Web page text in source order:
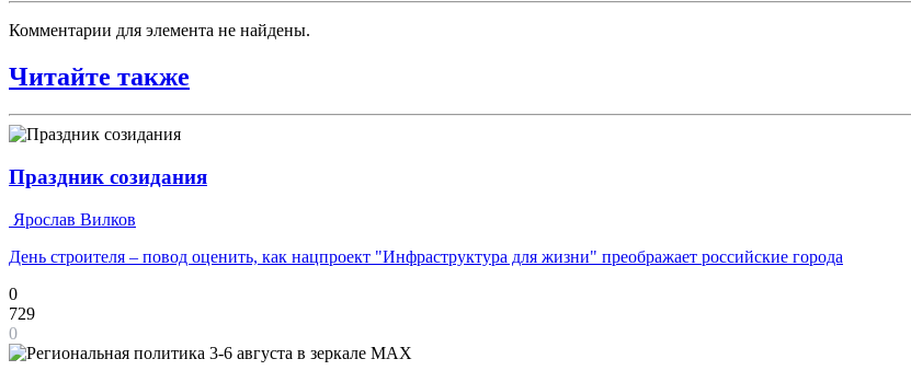
Комментарии для элемента не найдены.
Читайте также
Праздник созидания
Ярослав Вилков
День строителя – повод оценить, как нацпроект "Инфраструктура для жизни" преображает российские города
0
729
0